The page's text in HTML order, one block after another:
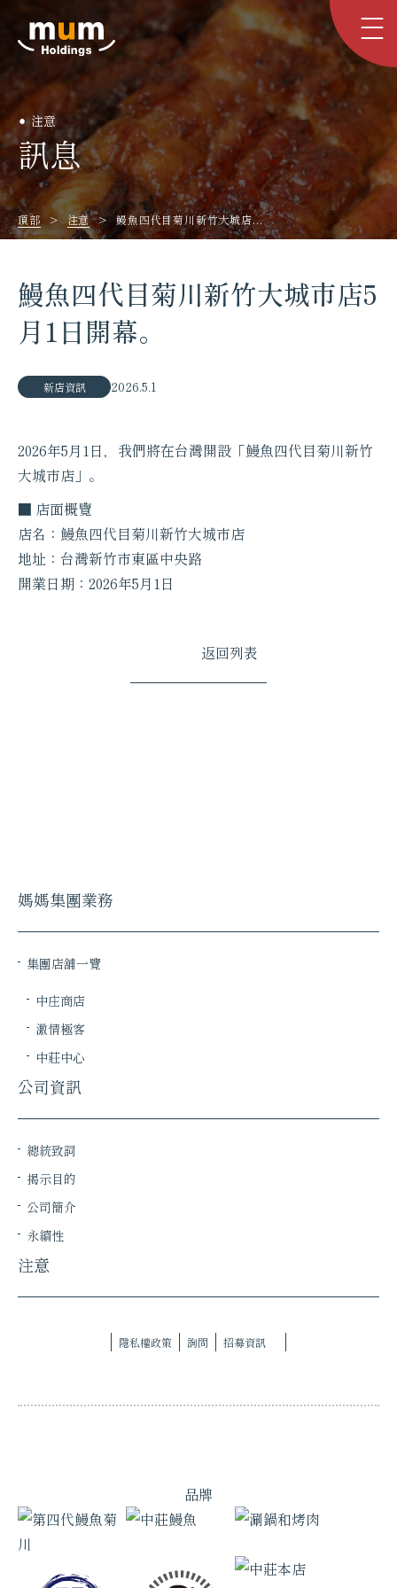
注意
訊息
頂部 注意 鰻魚四代目菊川新竹大城店...
鰻魚四代目菊川新竹大城市店5
月1日開幕。
新店資訊 2026.5.1
2026年5月1日，我們將在台灣開設「鰻魚四代目菊川新竹
大城市店」。
■ 店面概覽
店名：鰻魚四代目菊川新竹大城市店
地址：台灣新竹市東區中央路
開業日期：2026年5月1日
返回列表
媽媽集團業務
集團店舖一覽
中庄商店
激情極客
中莊中心
公司資訊
總統致詞
揭示目的
公司簡介
永續性
注意
隱私權政策 詢問 招募資訊
品牌